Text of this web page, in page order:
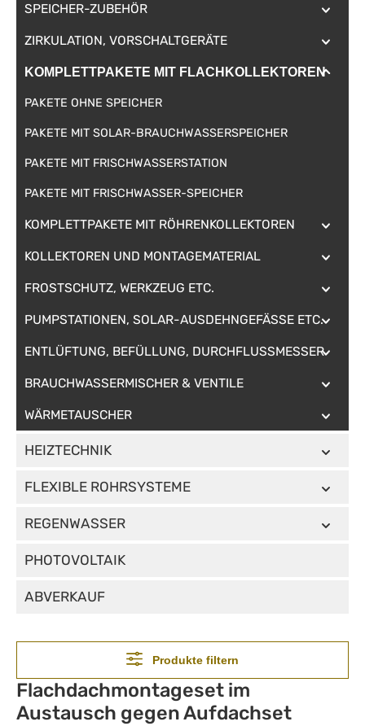
SPEICHER-ZUBEHÖR
ZIRKULATION, VORSCHALTGERÄTE
KOMPLETTPAKETE MIT FLACHKOLLEKTOREN
PAKETE OHNE SPEICHER
PAKETE MIT SOLAR-BRAUCHWASSERSPEICHER
PAKETE MIT FRISCHWASSERSTATION
PAKETE MIT FRISCHWASSER-SPEICHER
KOMPLETTPAKETE MIT RÖHRENKOLLEKTOREN
KOLLEKTOREN UND MONTAGEMATERIAL
FROSTSCHUTZ, WERKZEUG ETC.
PUMPSTATIONEN, SOLAR-AUSDEHNGEFÄSSE ETC.
ENTLÜFTUNG, BEFÜLLUNG, DURCHFLUSSMESSER
BRAUCHWASSERMISCHER & VENTILE
WÄRMETAUSCHER
HEIZTECHNIK
FLEXIBLE ROHRSYSTEME
REGENWASSER
PHOTOVOLTAIK
ABVERKAUF
Produkte filtern
Flachdachmontageset im
Austausch gegen Aufdachset